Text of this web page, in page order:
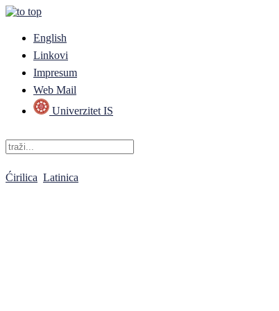
English
Linkovi
Impresum
Web Mail
Univerzitet IS
Ćirilica Latinica